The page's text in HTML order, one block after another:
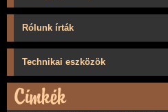
Rólunk írták
Technikai eszközök